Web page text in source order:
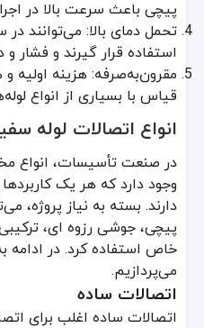
اتصالات ترکیبی
از دیگر انواع متداول اتصالات
ویژگی‌های اتصالات ترکیبی
دوام و استحکام بالا
کاربری در تاسیسات گرمایشی با
مناسب برای اتصال به شیرآلات
شیرآلات
شیرآلات در سیستم‌های لوله
مزایای استفاده از شیرآلات
کنترل دقیق جریان آب
امکان قطع و وصل سریع جریان
مقاوم در برابر فشار و دمای بالاتر
اتصالات خاص
پیچی باعث سرعت بالا در
تحمل دمای بالا: می‌توانند
استفاده قرار گیرند و فشار و
مقرون‌به‌صرفه: هزینه اولیه
قیاس با بسیاری از انواع
انواع اتصالات لوله
در صنعت تأسیسات، انواع
وجود دارد که هر یک
دارند. بسته به نیاز پروژه،
پیچی، جوشی رزوه ای،
خاص استفاده کرد. در
می‌پردازیم.
اتصالات ساده
اتصالات ساده اغلب برای